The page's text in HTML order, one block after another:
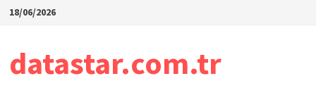
Skip18/06/2026
datastar.com.tr